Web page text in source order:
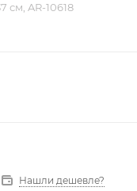
см, AR-10618
Нашли дешевле?